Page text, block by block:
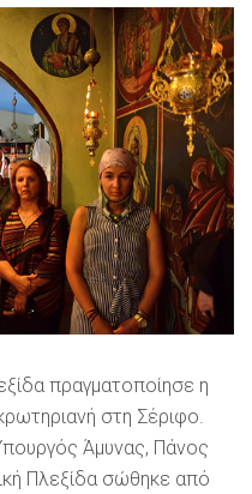
πραγματοποίησε η
στη Σέριφο.
Άμυνας, Πάνος
Πλεξίδα σώθηκε από